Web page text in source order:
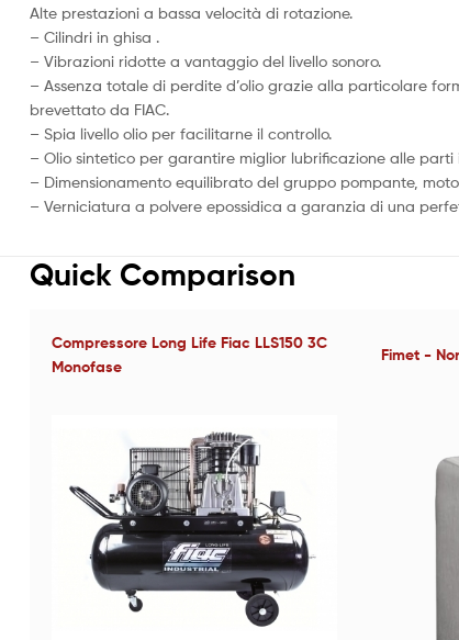
Alte prestazioni a bassa velocità di rotazione.
– Cilindri in ghisa .
– Vibrazioni ridotte a vantaggio del livello sonoro.
– Assenza totale di perdite d’olio grazie alla particolare
brevettato da FIAC.
– Spia livello olio per facilitarne il controllo.
– Olio sintetico per garantire miglior lubrificazione alle parti
– Dimensionamento equilibrato del gruppo pompante,
– Verniciatura a polvere epossidica a garanzia di una
Quick Comparison
Compressore Long Life Fiac LLS150 3C
Monofase
Fimet -